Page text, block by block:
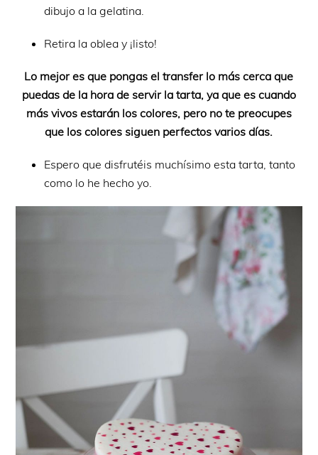
dibujo a la gelatina.
Retira la oblea y ¡listo!
Lo mejor es que pongas el transfer lo más cerca que
puedas de la hora de servir la tarta, ya que es cuando
más vivos estarán los colores, pero no te preocupes
que los colores siguen perfectos varios días.
Espero que disfrutéis muchísimo esta tarta, tanto
como lo he hecho yo.